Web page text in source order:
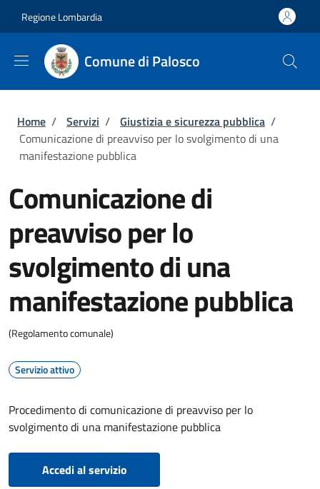
Regione Lombardia
Comune di Palosco
Briciole di pane
Home / Servizi / Giustizia e sicurezza pubblica /
Comunicazione di preavviso per lo svolgimento di una
manifestazione pubblica
Comunicazione di
preavviso per lo
svolgimento di una
manifestazione pubblica
(Regolamento comunale)
Servizio attivo
Procedimento di comunicazione di preavviso per lo
svolgimento di una manifestazione pubblica
Accedi al servizio